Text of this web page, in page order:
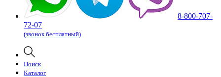
8-800-707-
72-07
(звонок бесплатный)
Поиск
Каталог